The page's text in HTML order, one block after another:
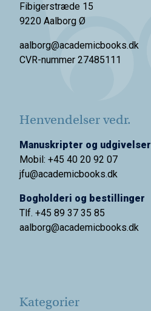
Fibigerstræde 15
9220 Aalborg Ø
aalborg@academicbooks.dk
CVR-nummer 27485111
Henvendelser vedr.
Manuskripter og udgivelser
Mobil: +45 40 20 92 07
jfu@academicbooks.dk
Bogholderi og bestillinger
Tlf. +45 89 37 35 85
aalborg@academicbooks.dk
Kategorier